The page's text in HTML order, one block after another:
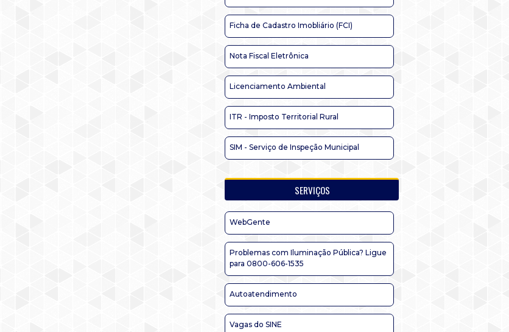
Ficha de Cadastro Imobliário (FCI)
Nota Fiscal Eletrônica
Licenciamento Ambiental
ITR - Imposto Territorial Rural
SIM - Serviço de Inspeção Municipal
SERVIÇOS
WebGente
Problemas com Iluminação Pública? Ligue
para 0800-606-1535
Autoatendimento
Vagas do SINE